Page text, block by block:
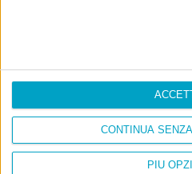
PIÙ
CONTINUA